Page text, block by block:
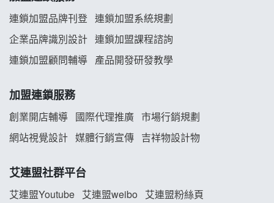
韓金量加盟說明會
義氣豐發雞加盟說明會
白鬍泡泡 BOHO POPO加盟說明會
雞咕雞咕加盟說明會
TEA TOP加盟說明會
珍好味臭臭鍋加盟說明會
連鎖加盟品牌刊登 連鎖加盟系統規劃
企業品牌識別設計 連鎖加盟課程諮詢
連鎖加盟顧問輔導 產品開發研發教學
加盟連鎖服務
創業開店輔導 國際代理推廣 市場行銷規劃
網站視覺設計 媒體行銷宣傳 吉祥物設計物
艾連盟社群平台
艾連盟Youtube 艾連盟weibo
艾連盟粉絲頁